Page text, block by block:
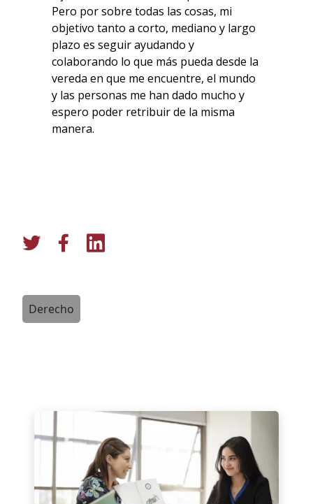
Pero por sobre todas las cosas, mi
objetivo tanto a corto, mediano y largo
plazo es seguir ayudando y
colaborando lo que más pueda desde la
vereda en que me encuentre, el mundo
y las personas me han dado mucho y
espero poder retribuir de la misma
manera.
Derecho